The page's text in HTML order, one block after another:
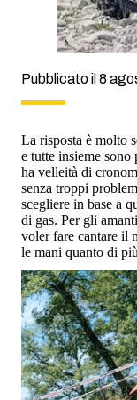
Pubblicato il 8
La risposta è molto
e tutte insieme
ha velleità di
senza troppi
scegliere in base a
di gas. Per gli
voler fare cantare il
le mani quanto di